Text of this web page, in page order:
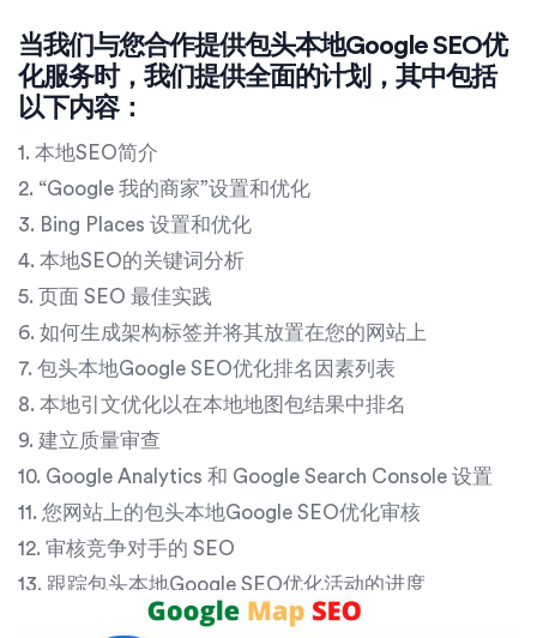
当我们与您合作提供包头本地Google SEO优
化服务时，我们提供全面的计划，其中包括
以下内容：
1. 本地SEO简介
2. “Google 我的商家”设置和优化
3. Bing Places 设置和优化
4. 本地SEO的关键词分析
5. 页面 SEO 最佳实践
6. 如何生成架构标签并将其放置在您的网站上
7. 包头本地Google SEO优化排名因素列表
8. 本地引文优化以在本地地图包结果中排名
9. 建立质量审查
10. Google Analytics 和 Google Search Console 设置
11. 您网站上的包头本地Google SEO优化审核
12. 审核竞争对手的 SEO
13. 跟踪包头本地Google SEO优化活动的进度